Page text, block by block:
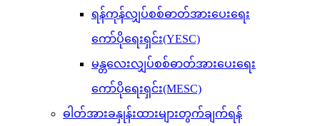
ရန်ကုန်လျှပ်စစ်ဓာတ်အားပေးရေး
ကော်ပိုရေးရှင်း(YESC)
မန္တလေးလျှပ်စစ်ဓာတ်အားပေးရေး
ကော်ပိုရေးရှင်း(MESC)
ဓါတ်အားခနှုန်းထားများတွက်ချက်ရန်